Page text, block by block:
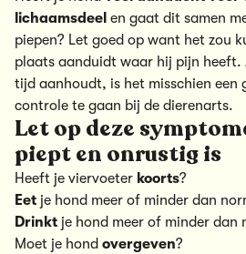
lichaamsdeel en gaat dit samen
piepen? Let goed op want het zou
plaats aanduidt waar hij pijn heeft.
tijd aanhoudt, is het misschien een
controle te gaan bij de dierenarts.
Let op deze
piept en onrustig is
Heeft je viervoeter koorts?
Eet je hond meer of minder dan
Drinkt je hond meer of minder dan
Moet je hond overgeven?